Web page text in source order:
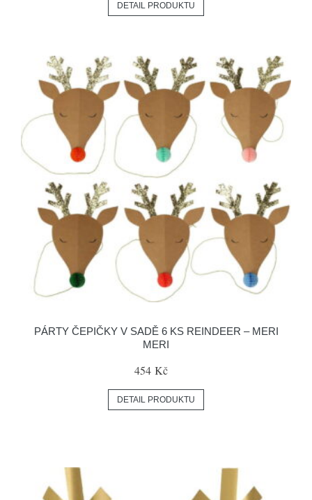
DETAIL PRODUKTU
PÁRTY ČEPIČKY V SADĚ 6 KS REINDEER – MERI
MERI
454 Kč
DETAIL PRODUKTU